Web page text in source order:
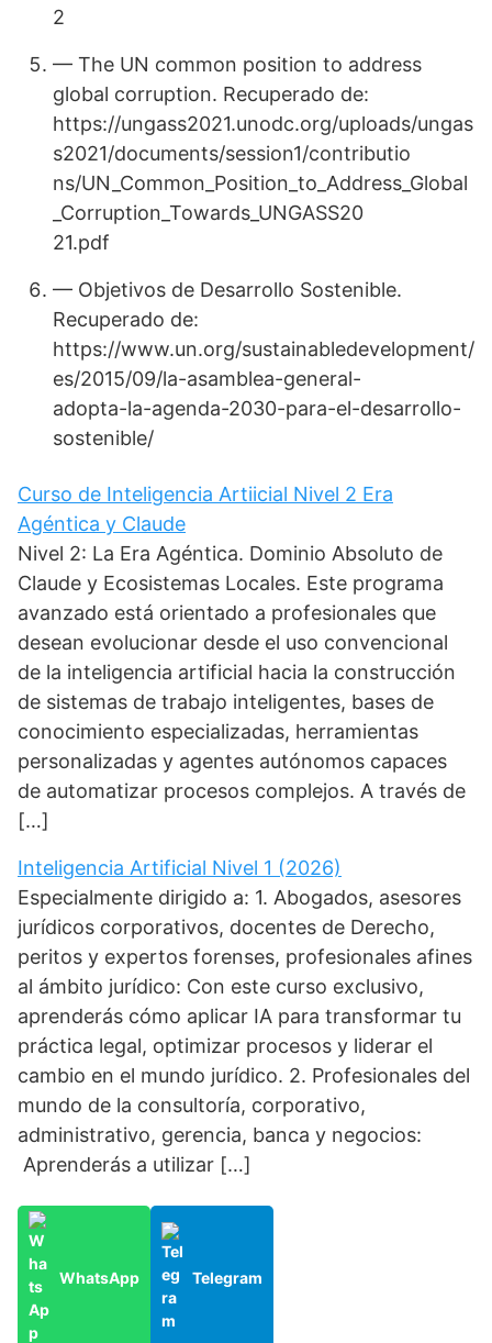
2
— The UN common position to address
global corruption. Recuperado de:
https://ungass2021.unodc.org/uploads/ungas
s2021/documents/session1/contributio
ns/UN_Common_Position_to_Address_Global
_Corruption_Towards_UNGASS20
21.pdf
— Objetivos de Desarrollo Sostenible.
Recuperado de:
https://www.un.org/sustainabledevelopment/
es/2015/09/la-asamblea-general-
adopta-la-agenda-2030-para-el-desarrollo-
sostenible/
Curso de Inteligencia Artiicial Nivel 2 Era
Agéntica y Claude
Nivel 2: La Era Agéntica. Dominio Absoluto de
Claude y Ecosistemas Locales. Este programa
avanzado está orientado a profesionales que
desean evolucionar desde el uso convencional
de la inteligencia artificial hacia la construcción
de sistemas de trabajo inteligentes, bases de
conocimiento especializadas, herramientas
personalizadas y agentes autónomos capaces
de automatizar procesos complejos. A través de
[…]
Inteligencia Artificial Nivel 1 (2026)
Especialmente dirigido a: 1. Abogados, asesores
jurídicos corporativos, docentes de Derecho,
peritos y expertos forenses, profesionales afines
al ámbito jurídico: Con este curso exclusivo,
aprenderás cómo aplicar IA para transformar tu
práctica legal, optimizar procesos y liderar el
cambio en el mundo jurídico. 2. Profesionales del
mundo de la consultoría, corporativo,
administrativo, gerencia, banca y negocios:
Aprenderás a utilizar […]
WhatsApp Telegram